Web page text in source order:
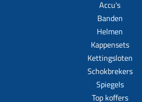
Accu's
Banden
Helmen
Kappensets
Kettingsloten
Schokbrekers
Spiegels
Top koffers